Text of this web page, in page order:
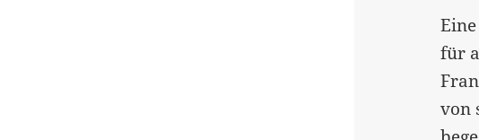
für
von